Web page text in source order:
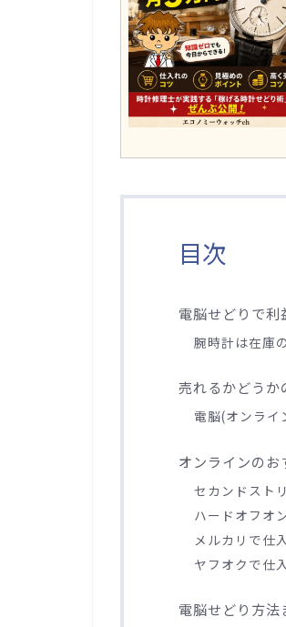
目次
電脳せどりで利
腕時計は在庫
売れるかどう
電脳(オンライ
オンラインの
セカンドスト
ハードオフオ
メルカリで仕
ヤフオクで仕
電脳せどり方法